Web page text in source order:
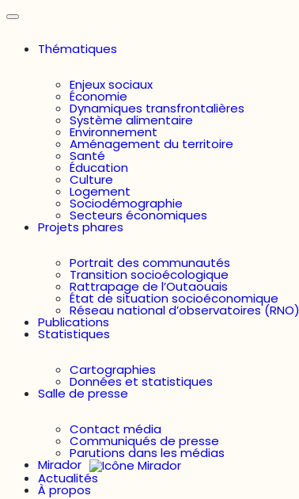
Thématiques
Enjeux sociaux
Économie
Dynamiques transfrontalières
Système alimentaire
Environnement
Aménagement du territoire
Santé
Éducation
Culture
Logement
Sociodémographie
Secteurs économiques
Projets phares
Portrait des communautés
Transition socioécologique
Rattrapage de l’Outaouais
État de situation socioéconomique
Réseau national d’observatoires (RNO)
Publications
Statistiques
Cartographies
Données et statistiques
Salle de presse
Contact média
Communiqués de presse
Parutions dans les médias
Mirador
Actualités
À propos